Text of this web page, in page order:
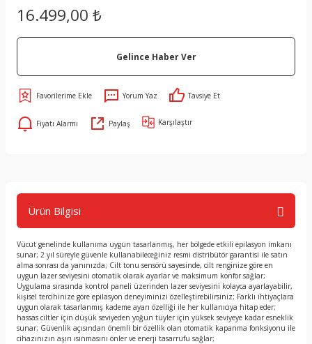
16.499,00 ₺
Gelince Haber Ver
Yorum Yaz Tavsiye Et
Fiyatı Alarmı Paylaş Karşılaştır
Ürün Bilgisi
Vücut genelinde kullanıma uygun tasarlanmış, her bölgede etkili epilasyon imkanı
sunar; 2 yıl süreyle güvenle kullanabileceğiniz resmi distribütör garantisi ile satın
alma sonrası da yanınızda; Cilt tonu sensörü sayesinde, cilt renginize göre en
uygun lazer seviyesini otomatik olarak ayarlar ve maksimum konfor sağlar;
Uygulama sırasında kontrol paneli üzerinden lazer seviyesini kolayca ayarlayabilir,
kişisel tercihinize göre epilasyon deneyiminizi özelleştirebilirsiniz; Farklı ihtiyaçlara
uygun olarak tasarlanmış kademe ayarı özelliği ile her kullanıcıya hitap eder;
hassas ciltler için düşük seviyeden yoğun tüyler için yüksek seviyeye kadar esneklik
sunar; Güvenlik açısından önemli bir özellik olan otomatik kapanma fonksiyonu ile
cihazınızın aşırı ısınmasını önler ve enerji tasarrufu sağlar;